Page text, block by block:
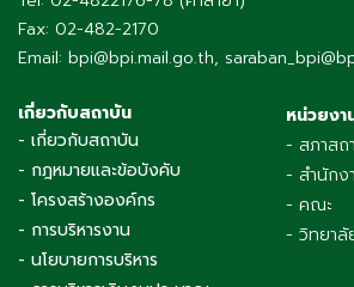
Tel: 02-4822176-78 (ศาลายา)
Fax: 02-482-2170
Email: bpi@bpi.mail.go.th,
เกี่ยวกับสถาบัน
- เกี่ยวกับสถาบัน
- กฎหมายและข้อบังคับ
- โครงสร้างองค์กร
- การบริหารงาน
- นโยบายการบริหาร
หน่วยงา
- สภาส
- สำนักง
- คณะ
- วิทยาลั